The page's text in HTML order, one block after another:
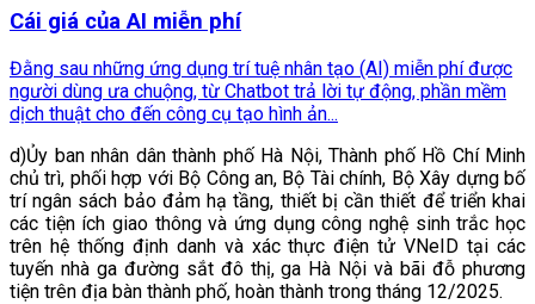
Cái giá của AI miễn phí
Đằng sau những ứng dụng trí tuệ nhân tạo (AI) miễn phí được
người dùng ưa chuộng, từ Chatbot trả lời tự động, phần mềm
dịch thuật cho đến công cụ tạo hình ản...
d)Ủy ban nhân dân thành phố Hà Nội, Thành phố Hồ Chí Minh
chủ trì, phối hợp với Bộ Công an, Bộ Tài chính, Bộ Xây dựng bố
trí ngân sách bảo đảm hạ tầng, thiết bị cần thiết để triển khai
các tiện ích giao thông và ứng dụng công nghệ sinh trắc học
trên hệ thống định danh và xác thực điện tử VNeID tại các
tuyến nhà ga đường sắt đô thị, ga Hà Nội và bãi đỗ phương
tiện trên địa bàn thành phố, hoàn thành trong tháng 12/2025.